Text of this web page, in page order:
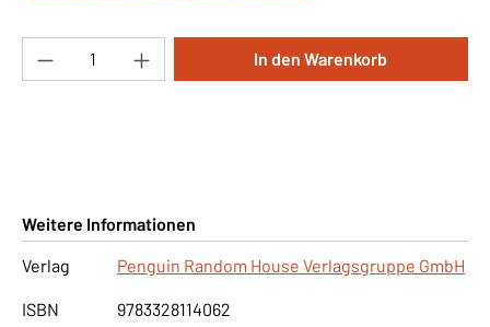
Produkt Anzahl: Gib den gewünschten
In den Warenkorb
Weitere Informationen
Verlag
Penguin Random House Verlagsgruppe GmbH
ISBN 9783328114062